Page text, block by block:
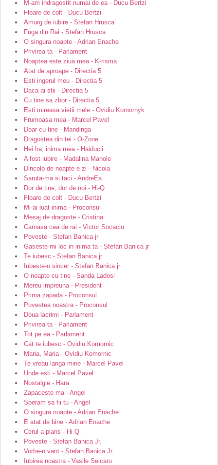
M-am indragostit numai de ea - Ducu Bertzi
Floare de colt - Ducu Bertzi
Amurg de iubire - Stefan Hrusca
Fuga din Rai - Stefan Hrusca
O singura noapte - Adrian Enache
Privirea ta - Parlament
Noaptea este ziua mea - K-risma
Atat de aproape - Directia 5
Esti ingerul meu - Directia 5
Daca ai stii - Directia 5
Cu tine sa zbor - Directia 5
Esti mireasa vietii mele - Ovidiu Komornyk
Frumoasa mea - Marcel Pavel
Doar cu tine - Mandinga
Dragostea din tei - O-Zone
Hei ha, inima mea - Haiducii
A fost iubire - Madalina Manole
Dincolo de noapte e zi - Nicola
Saruta-ma si taci - AndreEa
Dor de tine, dor de noi - Hi-Q
Floare de colt - Ducu Bertzi
Mi-ai luat inima - Proconsul
Mesaj de dragoste - Cristina
Camasa cea de rai - Victor Socaciu
Poveste - Stefan Banica jr
Gaseste-mi loc in inima ta - Stefan Banica jr
Te iubesc - Stefan Banica jr
Iubeste-o sincer - Stefan Banica jr
O noapte cu tine - Sanda Ladosi
Mereu impreuna - President
Prima zapada - Proconsul
Povestea noastra - Proconsul
Doua lacrimi - Parlament
Privirea ta - Parlament
Tot pe ea - Parlament
Cat te iubesc - Ovidiu Komornic
Maria, Maria - Ovidiu Komornic
Te vreau langa mine - Marcel Pavel
Unde esti - Marcel Pavel
Nostalgie - Hara
Zapaceste-ma - Angel
Speram sa fii tu - Angel
O singura noapte - Adrian Enache
E atat de bine - Adrian Enache
Cerul a plans - Hi Q
Poveste - Stefan Banica Jr.
Vorbe-n vant - Stefan Banica Jr.
Iubirea noastra - Vasile Seicaru